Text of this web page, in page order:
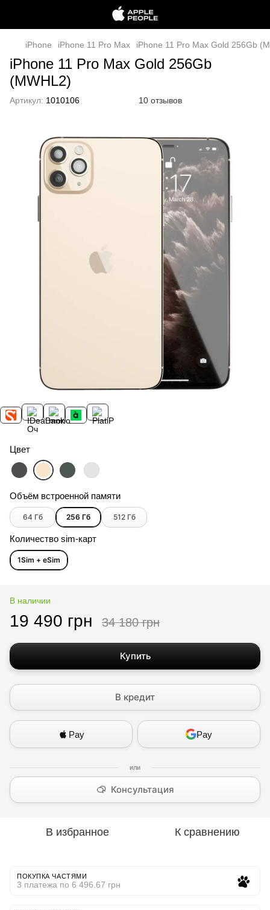
iPhone iPhone 11 Pro Max iPhone 11 Pro Max Gold 256Gb
iPhone 11 Pro Max Gold 256Gb
(MWHL2)
Артикул: 1010106 10 отзывов
Цвет
Объём встроенной памяти
64 Гб 256 Гб 512 Гб
Количество sim-карт
1Sim + eSim
В наличии
19 490 грн 34 180 грн
Купить
В кредит
Pay Pay
Консультация
В избранное К сравнению
ПОКУПКА ЧАСТЯМИ
3 платежа по 6 496.67 грн